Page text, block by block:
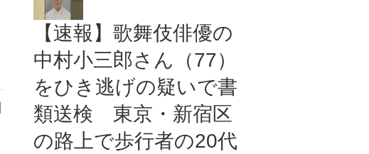
【速報】歌舞伎俳優の
中村小三郎さん（77）
をひき逃げの疑いで書
類送検 東京・新宿区
の路上で歩行者の20代